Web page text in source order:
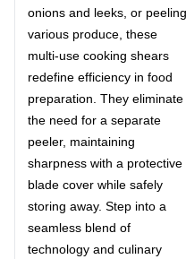
onions and leeks, or peeling
various produce, these
multi-use cooking shears
redefine efficiency in food
preparation. They eliminate
the need for a separate
peeler, maintaining
sharpness with a protective
blade cover while safely
storing away. Step into a
seamless blend of
technology and culinary